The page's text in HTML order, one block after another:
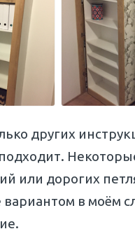
других
или дорогих
в моём